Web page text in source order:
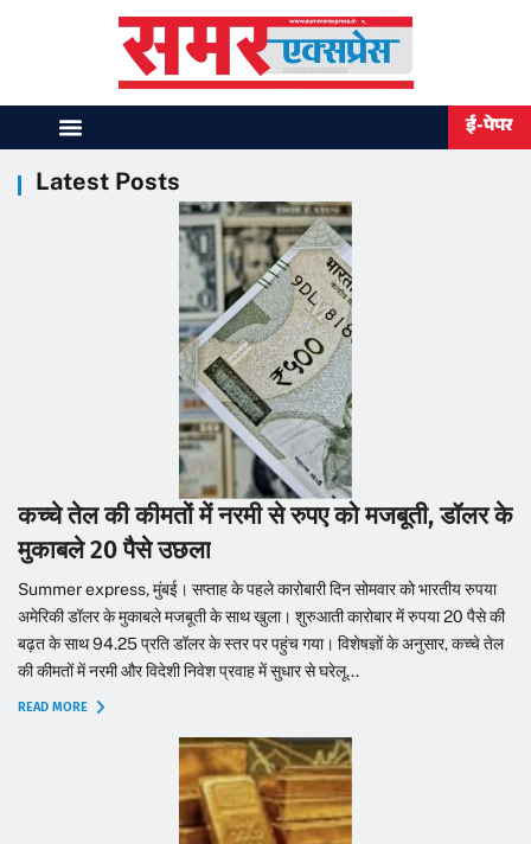
ई-पेपर
Latest Posts
कच्चे तेल की कीमतों में नरमी से रुपए को मजबूती, डॉलर के
मुकाबले 20 पैसे उछला
Summer express, मुंबई। सप्ताह के पहले कारोबारी दिन सोमवार को भारतीय रुपया
अमेरिकी डॉलर के मुकाबले मजबूती के साथ खुला। शुरुआती कारोबार में रुपया 20 पैसे की
बढ़त के साथ 94.25 प्रति डॉलर के स्तर पर पहुंच गया। विशेषज्ञों के अनुसार, कच्चे तेल
की कीमतों में नरमी और विदेशी निवेश प्रवाह में सुधार से घरेलू...
READ MORE